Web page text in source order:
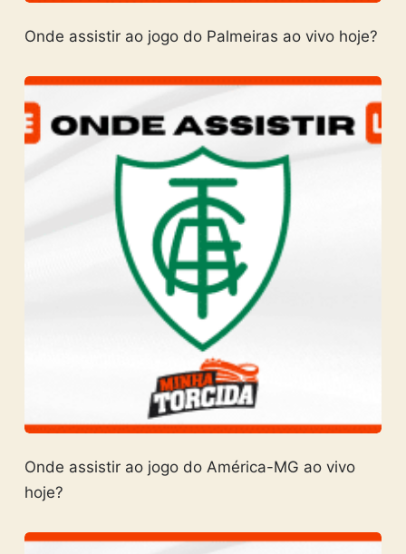
Onde assistir ao jogo do Palmeiras ao vivo hoje?
Onde assistir ao jogo do América-MG ao vivo
hoje?